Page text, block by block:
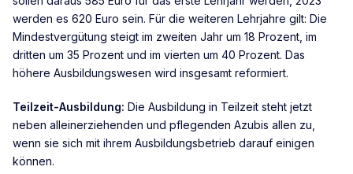
werden es 620 Euro sein. Für die weiteren Lehrjahre gilt: Die
Mindestvergütung steigt im zweiten Jahr um 18 Prozent, im
dritten um 35 Prozent und im vierten um 40 Prozent. Das
höhere Ausbildungswesen wird insgesamt reformiert.
Teilzeit-Ausbildung: Die Ausbildung in Teilzeit steht jetzt
neben alleinerziehenden und pflegenden Azubis allen zu,
wenn sie sich mit ihrem Ausbildungsbetrieb darauf einigen
können.